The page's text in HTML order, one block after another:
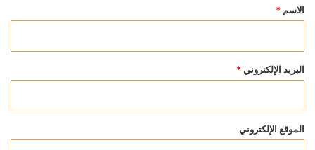
*
الاسم *
البريد الإلكتروني *
الموقع الإلكتروني